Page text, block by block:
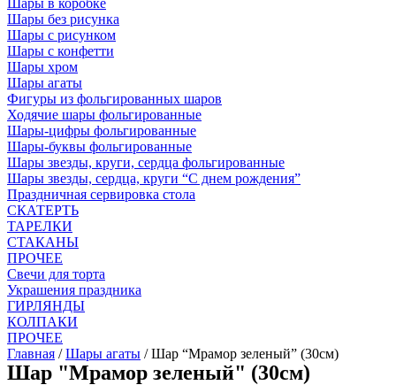
Шары без рисунка
Шары с рисунком
Шары с конфетти
Шары хром
Шары агаты
Фигуры из фольгированных шаров
Ходячие шары фольгированные
Шары-цифры фольгированные
Шары-буквы фольгированные
Шары звезды, круги, сердца фольгированные
Шары звезды, сердца, круги “С днем рождения”
Праздничная сервировка стола
СКАТЕРТЬ
ТАРЕЛКИ
СТАКАНЫ
ПРОЧЕЕ
Свечи для торта
Украшения праздника
ГИРЛЯНДЫ
КОЛПАКИ
ПРОЧЕЕ
Главная /Шары агаты / Шар “Мрамор зеленый” (30см)
Шар "Мрамор зеленый" (30см)